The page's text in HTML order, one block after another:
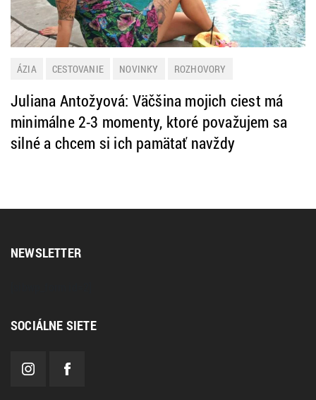
ÁZIA CESTOVANIE NOVINKY ROZHOVORY
Juliana Antožyová: Väčšina mojich ciest má
minimálne 2-3 momenty, ktoré považujem sa
silné a chcem si ich pamätať navždy
NEWSLETTER
SOCIÁLNE SIETE